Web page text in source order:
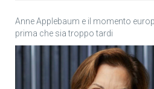
Anne Applebaum e il momento
prima che sia troppo tardi